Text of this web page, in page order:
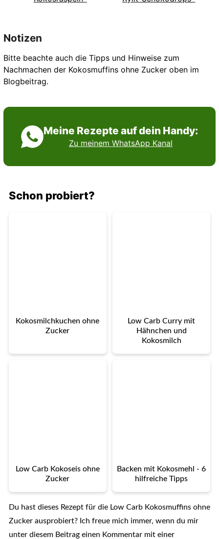
Notizen
Bitte beachte auch die Tipps und Hinweise zum
Nachmachen der Kokosmuffins ohne Zucker oben im
Blogbeitrag.
Meine Rezepte auf dein Handy:
Zu meinem WhatsApp Kanal
Schon probiert?
Kokosmilchkuchen ohne
Zucker
Low Carb Curry mit
Hähnchen und
Kokosmilch
Low Carb Kokoseis ohne
Zucker
Backen mit Kokosmehl - 6
hilfreiche Tipps
Du hast dieses Rezept für die Low Carb Kokosmuffins ohne
Zucker ausprobiert? Ich freue mich immer, wenn du mir
unter diesem Beitrag einen Kommentar mit einer